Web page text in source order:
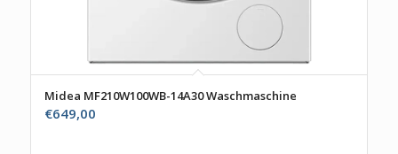
Midea MF210W100WB-14A30 Waschmaschine
€649,00